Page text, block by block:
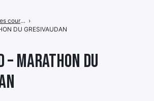
MARATHON DU
Calendrier des courses ›
DU GRESIVAUDAN
de
menu
Élément
de
Élément
de